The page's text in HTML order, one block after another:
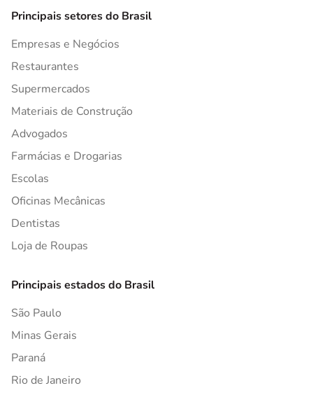
Principais setores do Brasil
Empresas e Negócios
Restaurantes
Supermercados
Materiais de Construção
Advogados
Farmácias e Drogarias
Escolas
Oficinas Mecânicas
Dentistas
Loja de Roupas
Principais estados do Brasil
São Paulo
Minas Gerais
Paraná
Rio de Janeiro